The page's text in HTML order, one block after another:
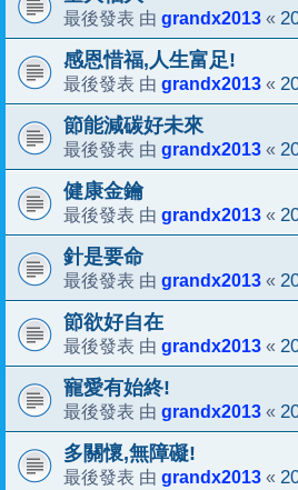
最後發表 由 grandx2013 «
感恩惜福,人生富足!
最後發表 由 grandx2013 «
節能減碳好未來
最後發表 由 grandx2013 «
健康金鑰
最後發表 由 grandx2013 «
針是要命
最後發表 由 grandx2013 «
節欲好自在
最後發表 由 grandx2013 «
寵愛有始終!
最後發表 由 grandx2013 «
多關懷,無障礙!
最後發表 由 grandx2013 «